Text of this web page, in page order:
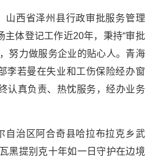
山西省泽州县行政审批服务管理
主体登记工作近20年，秉持“审批
努力做服务企业的贴心人。青海
李若曼在失业和工伤保险经办窗
认真负责、热忱服务，经办业务
自治区阿合奇县哈拉布拉克乡武
黑提别克十年如一日守护在边境